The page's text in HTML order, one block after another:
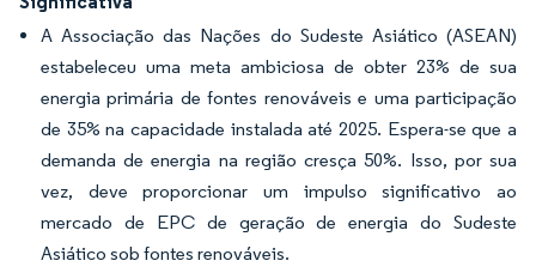
A Associação das Nações do Sudeste Asiático (ASEAN)
estabeleceu uma meta ambiciosa de obter 23% de sua
energia primária de fontes renováveis e uma participação
de 35% na capacidade instalada até 2025. Espera-se que a
demanda de energia na região cresça 50%. Isso, por sua
vez, deve proporcionar um impulso significativo ao
mercado de EPC de geração de energia do Sudeste
Asiático sob fontes renováveis.